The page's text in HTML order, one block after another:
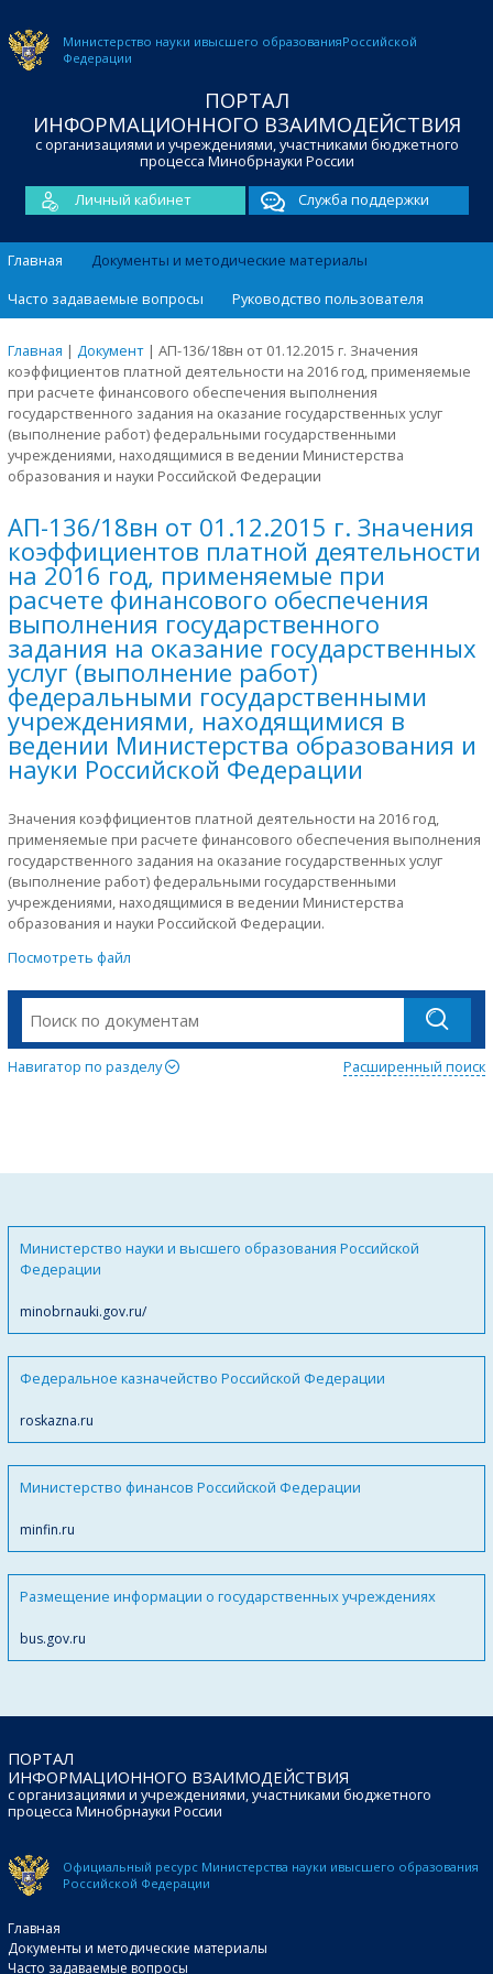
Министерство науки ивысшего образованияРоссийской
Федерации
ПОРТАЛ
ИНФОРМАЦИОННОГО ВЗАИМОДЕЙСТВИЯ
с организациями и учреждениями, участниками бюджетного
процесса Минобрнауки России
Личный кабинет
Служба поддержки
Главная
Документы и методические материалы
Часто задаваемые вопросы
Руководство пользователя
Главная | Документ | АП-136/18вн от 01.12.2015 г. Значения
коэффициентов платной деятельности на 2016 год, применяемые
при расчете финансового обеспечения выполнения
государственного задания на оказание государственных услуг
(выполнение работ) федеральными государственными
учреждениями, находящимися в ведении Министерства
образования и науки Российской Федерации
АП-136/18вн от 01.12.2015 г. Значения
коэффициентов платной деятельности
на 2016 год, применяемые при
расчете финансового обеспечения
выполнения государственного
задания на оказание государственных
услуг (выполнение работ)
федеральными государственными
учреждениями, находящимися в
ведении Министерства образования и
науки Российской Федерации
Значения коэффициентов платной деятельности на 2016 год,
применяемые при расчете финансового обеспечения выполнения
государственного задания на оказание государственных услуг
(выполнение работ) федеральными государственными
учреждениями, находящимися в ведении Министерства
образования и науки Российской Федерации.
Посмотреть файл
Навигатор по разделу Расширенный поиск
Министерство науки и высшего образования Российской
Федерации
minobrnauki.gov.ru/
Федеральное казначейство Российской Федерации
roskazna.ru
Министерство финансов Российской Федерации
minfin.ru
Размещение информации о государственных учреждениях
bus.gov.ru
ПОРТАЛ
ИНФОРМАЦИОННОГО ВЗАИМОДЕЙСТВИЯ
с организациями и учреждениями, участниками бюджетного
процесса Минобрнауки России
Официальный ресурс Министерства науки ивысшего образования
Российской Федерации
Главная
Документы и методические материалы
Часто задаваемые вопросы